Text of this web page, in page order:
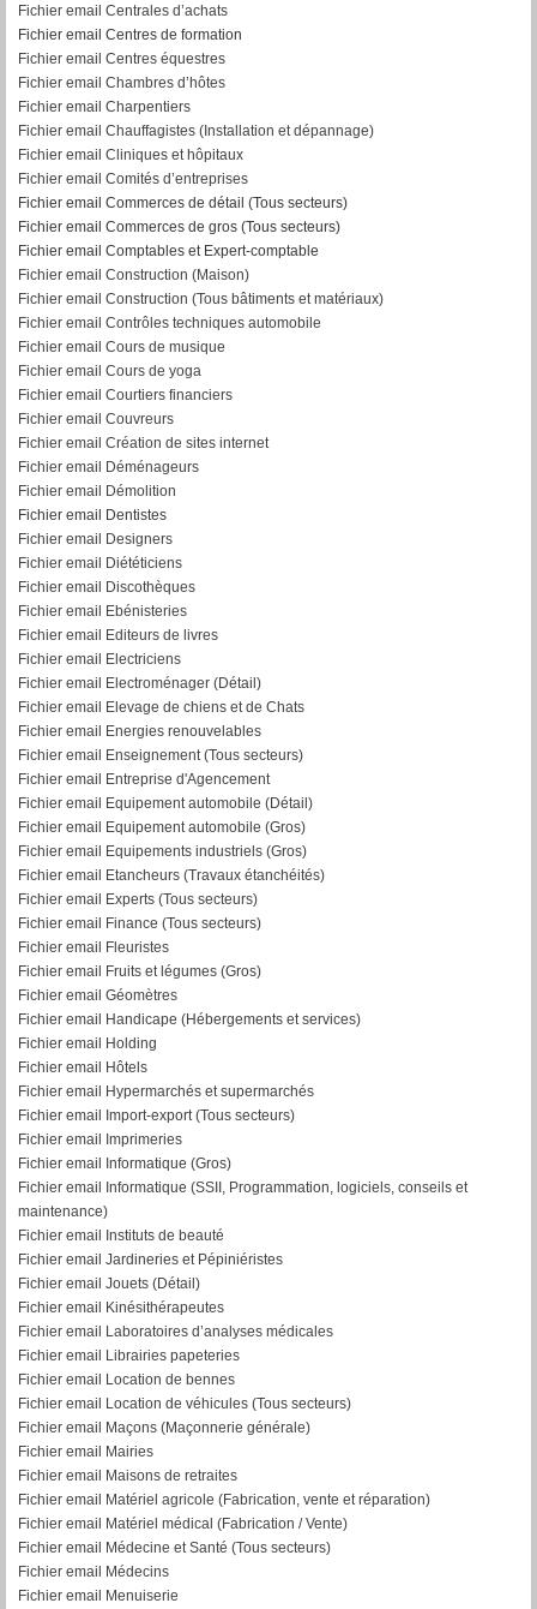
Fichier email Centrales d’achats
Fichier email Centres de formation
Fichier email Centres équestres
Fichier email Chambres d’hôtes
Fichier email Charpentiers
Fichier email Chauffagistes (Installation et dépannage)
Fichier email Cliniques et hôpitaux
Fichier email Comités d’entreprises
Fichier email Commerces de détail (Tous secteurs)
Fichier email Commerces de gros (Tous secteurs)
Fichier email Comptables et Expert-comptable
Fichier email Construction (Maison)
Fichier email Construction (Tous bâtiments et matériaux)
Fichier email Contrôles techniques automobile
Fichier email Cours de musique
Fichier email Cours de yoga
Fichier email Courtiers financiers
Fichier email Couvreurs
Fichier email Création de sites internet
Fichier email Déménageurs
Fichier email Démolition
Fichier email Dentistes
Fichier email Designers
Fichier email Diététiciens
Fichier email Discothèques
Fichier email Ebénisteries
Fichier email Editeurs de livres
Fichier email Electriciens
Fichier email Electroménager (Détail)
Fichier email Elevage de chiens et de Chats
Fichier email Energies renouvelables
Fichier email Enseignement (Tous secteurs)
Fichier email Entreprise d'Agencement
Fichier email Equipement automobile (Détail)
Fichier email Equipement automobile (Gros)
Fichier email Equipements industriels (Gros)
Fichier email Etancheurs (Travaux étanchéités)
Fichier email Experts (Tous secteurs)
Fichier email Finance (Tous secteurs)
Fichier email Fleuristes
Fichier email Fruits et légumes (Gros)
Fichier email Géomètres
Fichier email Handicape (Hébergements et services)
Fichier email Holding
Fichier email Hôtels
Fichier email Hypermarchés et supermarchés
Fichier email Import-export (Tous secteurs)
Fichier email Imprimeries
Fichier email Informatique (Gros)
Fichier email Informatique (SSII, Programmation, logiciels, conseils et
maintenance)
Fichier email Instituts de beauté
Fichier email Jardineries et Pépiniéristes
Fichier email Jouets (Détail)
Fichier email Kinésithérapeutes
Fichier email Laboratoires d’analyses médicales
Fichier email Librairies papeteries
Fichier email Location de bennes
Fichier email Location de véhicules (Tous secteurs)
Fichier email Maçons (Maçonnerie générale)
Fichier email Mairies
Fichier email Maisons de retraites
Fichier email Matériel agricole (Fabrication, vente et réparation)
Fichier email Matériel médical (Fabrication / Vente)
Fichier email Médecine et Santé (Tous secteurs)
Fichier email Médecins
Fichier email Menuiserie